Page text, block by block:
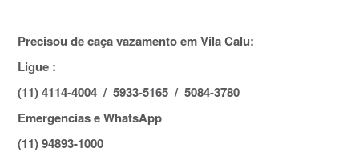
Precisou de caça vazamento em Vila Calu:
Ligue :
(11) 4114-4004 / 5933-5165 / 5084-3780
Emergencias e WhatsApp
(11) 94893-1000